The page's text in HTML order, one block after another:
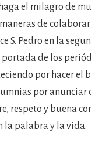
el milagro de
de
S. Pedro en la
portada de los
por hacer el
por anunciar
respeto y buena
la palabra y la vida.